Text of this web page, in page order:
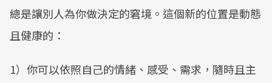
總是讓別人為你做決定的窘境。這個新的位置是動態
且健康的：
1）你可以依照自己的情緒、感受、需求，隨時且主